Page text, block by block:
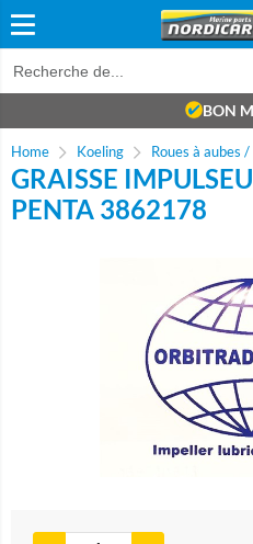
BON
Home Koeling Roues à aubes
GRAISSE
PENTA 3862178